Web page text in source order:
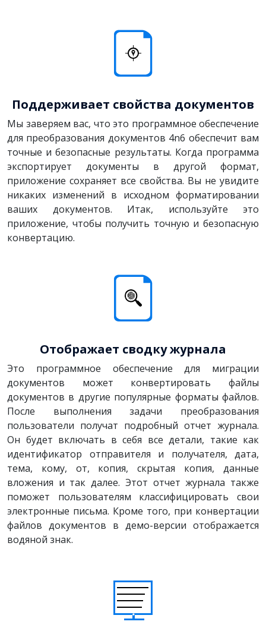
Поддерживает свойства документов
Мы заверяем вас, что это программное обеспечение
для преобразования документов 4n6 обеспечит вам
точные и безопасные результаты. Когда программа
экспортирует документы в другой формат,
приложение сохраняет все свойства. Вы не увидите
никаких изменений в исходном форматировании
ваших документов. Итак, используйте это
приложение, чтобы получить точную и безопасную
конвертацию.
Отображает сводку журнала
Это программное обеспечение для миграции
документов может конвертировать файлы
документов в другие популярные форматы файлов.
После выполнения задачи преобразования
пользователи получат подробный отчет журнала.
Он будет включать в себя все детали, такие как
идентификатор отправителя и получателя, дата,
тема, кому, от, копия, скрытая копия, данные
вложения и так далее. Этот отчет журнала также
поможет пользователям классифицировать свои
электронные письма. Кроме того, при конвертации
файлов документов в демо-версии отображается
водяной знак.